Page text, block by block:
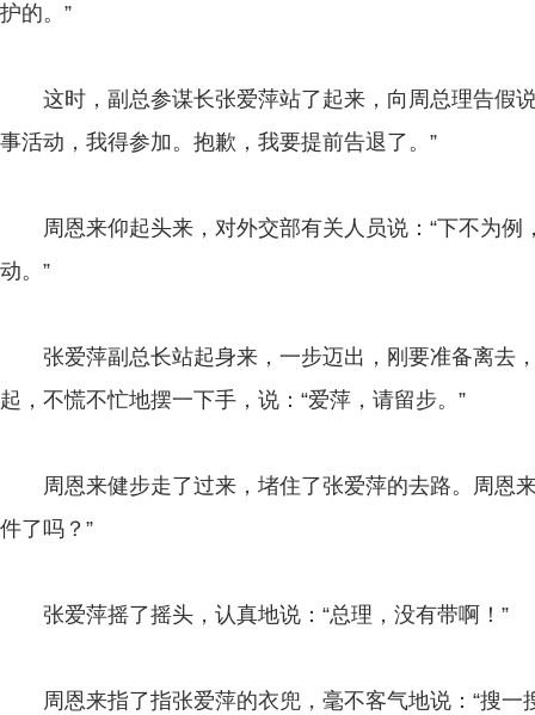
护的。”
这时，副总参谋长张爱萍站了起来，向周总理告假说
事活动，我得参加。抱歉，我要提前告退了。”
周恩来仰起头来，对外交部有关人员说：“下不为例
动。”
张爱萍副总长站起身来，一步迈出，刚要准备离去
起，不慌不忙地摆一下手，说：“爱萍，请留步。”
周恩来健步走了过来，堵住了张爱萍的去路。周恩来
件了吗？”
张爱萍摇了摇头，认真地说：“总理，没有带啊！”
周恩来指了指张爱萍的衣兜，毫不客气地说：“搜一